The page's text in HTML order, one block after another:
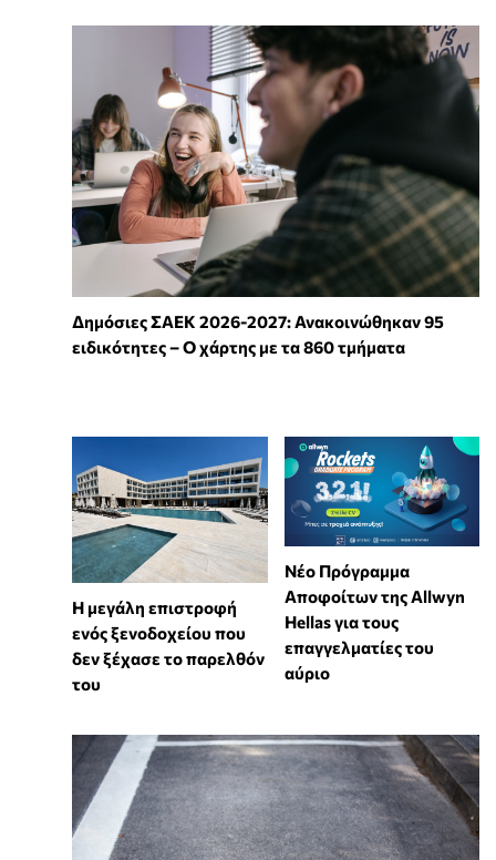
Δημόσιες ΣΑΕΚ 2026-2027: Ανακοινώθηκαν 95
ειδικότητες – Ο χάρτης με τα 860 τμήματα
Η μεγάλη επιστροφή
ενός ξενοδοχείου που
δεν ξέχασε το παρελθόν
του
Νέο Πρόγραμμα
Αποφοίτων της Allwyn
Hellas για τους
επαγγελματίες του
αύριο